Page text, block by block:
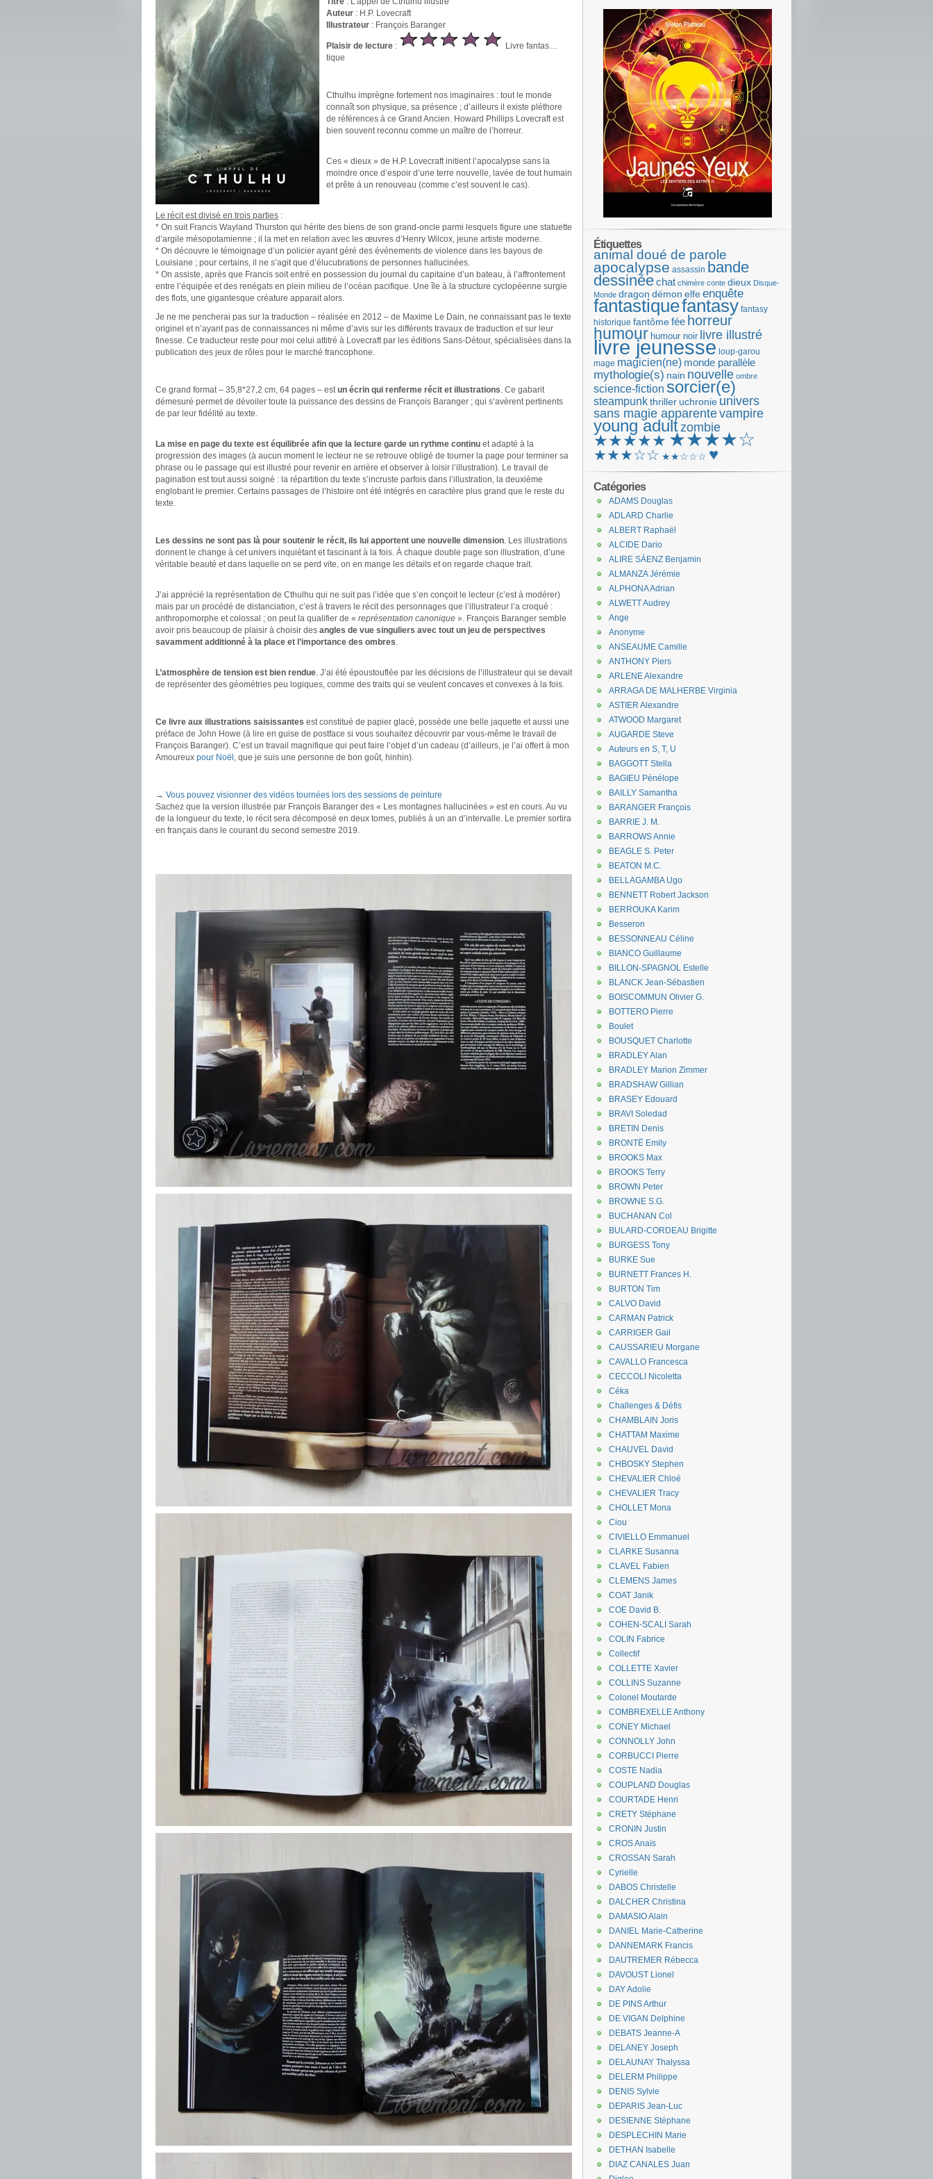
Auteur : H.P. Lovecraft
Illustrateur : François Baranger
Plaisir de lecture :
Livre fantas…
tique
Cthulhu imprègne fortement nos imaginaires : tout le monde
connaît son physique, sa présence ; d’ailleurs il existe pléthore
de références à ce Grand Ancien. Howard Phillips Lovecraft est
bien souvent reconnu comme un maître de l’horreur.
Ces « dieux » de H.P. Lovecraft initient l’apocalypse sans la
moindre once d’espoir d’une terre nouvelle, lavée de tout humain
et prête à un renouveau (comme c’est souvent le cas).
Le récit est divisé en trois parties :
* On suit Francis Wayland Thurston qui hérite des biens de son grand-oncle parmi lesquels figure une statuette
d’argile mésopotamienne ; il la met en relation avec les œuvres d’Henry Wilcox, jeune artiste moderne.
* On découvre le témoignage d’un policier ayant géré des événements de violence dans les bayous de
Louisiane ; pour certains, il ne s’agit que d’élucubrations de personnes hallucinées.
* On assiste, après que Francis soit entré en possession du journal du capitaine d’un bateau, à l’affrontement
entre l’équipée et des renégats en plein milieu de l’océan pacifique. Une île à la structure cyclopéenne surgie
des flots, une gigantesque créature apparait alors.
Je ne me pencherai pas sur la traduction – réalisée en 2012 – de Maxime Le Dain, ne connaissant pas le texte
originel et n’ayant pas de connaissances ni même d’avis sur les différents travaux de traduction et sur leur
finesse. Ce traducteur reste pour moi celui attitré à Lovecraft par les éditions Sans-Détour, spécialisées dans la
publication des jeux de rôles pour le marché francophone.
Ce grand format – 35,8*27,2 cm, 64 pages – estun écrin qui renferme récit et illustrations. Ce gabarit
démesuré permet de dévoiler toute la puissance des dessins de François Baranger ; qui s’avèrent pertinents
de par leur fidélité au texte.
La mise en page du texte est équilibrée afin que la lecture garde un rythme continu et adapté à la
progression des images (à aucun moment le lecteur ne se retrouve obligé de tourner la page pour terminer sa
phrase ou le passage qui est illustré pour revenir en arrière et observer à loisir l’illustration). Le travail de
pagination est tout aussi soigné : la répartition du texte s’incruste parfois dans l’illustration, la deuxième
englobant le premier. Certains passages de l’histoire ont été intégrés en caractère plus grand que le reste du
texte.
Les dessins ne sont pas là pour soutenir le récit, ils lui apportent une nouvelle dimension. Les illustrations
donnent le change à cet univers inquiétant et fascinant à la fois. À chaque double page son illustration, d’une
véritable beauté et dans laquelle on se perd vite, on en mange les détails et on regarde chaque trait.
J’ai apprécié la représentation de Cthulhu qui ne suit pas l’idée que s’en conçoit le lecteur (c’est à modérer)
mais par un procédé de distanciation, c’est à travers le récit des personnages que l’illustrateur l’a croqué :
anthropomorphe et colossal ; on peut la qualifier de « représentation canonique ». François Baranger semble
avoir pris beaucoup de plaisir à choisir des angles de vue singuliers avec tout un jeu de perspectives
savamment additionné à la place et l’importance des ombres.
L’atmosphère de tension est bien rendue. J’ai été époustouflée par les décisions de l’illustrateur qui se devait
de représenter des géométries peu logiques, comme des traits qui se veulent concaves et convexes à la fois.
Ce livre aux illustrations saisissantes est constitué de papier glacé, possède une belle jaquette et aussi une
préface de John Howe (à lire en guise de postface si vous souhaitez découvrir par vous-même le travail de
François Baranger). C’est un travail magnifique qui peut faire l’objet d’un cadeau (d’ailleurs, je l’ai offert à mon
Amoureux pour Noël , que je suis une personne de bon goût, hinhin).
→ Vous pouvez visionner des vidéos tournées lors des sessions de peinture
Sachez que la version illustrée par François Baranger des « Les montagnes hallucinées » est en cours. Au vu
de la longueur du texte, le récit sera décomposé en deux tomes, publiés à un an d’intervalle. Le premier sortira
en français dans le courant du second semestre 2019.
Étiquettes
animal doué de parole
apocalypse assassin bande
dessinéechat chimère conte dieux Disque-
Monde dragon démon elfeenquête
fantastiquefantasy fantasy
historique fantômefée horreur
humour humour noir livre illustré
livre jeunesse loup-garou
mage magicien(ne) monde parallèle
mythologie(s) nain nouvelle ombre
science-fiction sorcier(e)
steampunkthriller uchronie univers
sans magie apparentevampire
young adultzombie
★★★★★ ★★★★☆
★★★☆☆ ★★☆☆☆ ♥
Catégories
ADAMS Douglas
ADLARD Charlie
ALBERT Raphaël
ALCIDE Dario
ALIRE SÁENZ Benjamin
ALMANZA Jérémie
ALPHONA Adrian
ALWETT Audrey
Ange
Anonyme
ANSEAUME Camille
ANTHONY Piers
ARLENE Alexandre
ARRAGA DE MALHERBE Virginia
ASTIER Alexandre
ATWOOD Margaret
AUGARDE Steve
Auteurs en S, T, U
BAGGOTT Stella
BAGIEU Pénélope
BAILLY Samantha
BARANGER François
BARRIE J. M.
BARROWS Annie
BEAGLE S. Peter
BEATON M.C.
BELLAGAMBA Ugo
BENNETT Robert Jackson
BERROUKA Karim
Besseron
BESSONNEAU Céline
BIANCO Guillaume
BILLON-SPAGNOL Estelle
BLANCK Jean-Sébastien
BOISCOMMUN Olivier G.
BOTTERO Pierre
Boulet
BOUSQUET Charlotte
BRADLEY Alan
BRADLEY Marion Zimmer
BRADSHAW Gillian
BRASEY Edouard
BRAVI Soledad
BRETIN Denis
BRONTË Emily
BROOKS Max
BROOKS Terry
BROWN Peter
BROWNE S.G.
BUCHANAN Col
BULARD-CORDEAU Brigitte
BURGESS Tony
BURKE Sue
BURNETT Frances H.
BURTON Tim
CALVO David
CARMAN Patrick
CARRIGER Gail
CAUSSARIEU Morgane
CAVALLO Francesca
CECCOLI Nicoletta
Céka
Challenges & Défis
CHAMBLAIN Joris
CHATTAM Maxime
CHAUVEL David
CHBOSKY Stephen
CHEVALIER Chloé
CHEVALIER Tracy
CHOLLET Mona
Ciou
CIVIELLO Emmanuel
CLARKE Susanna
CLAVEL Fabien
CLEMENS James
COAT Janik
COE David B.
COHEN-SCALI Sarah
COLIN Fabrice
Collectif
COLLETTE Xavier
COLLINS Suzanne
Colonel Moutarde
COMBREXELLE Anthony
CONEY Michael
CONNOLLY John
CORBUCCI Pierre
COSTE Nadia
COUPLAND Douglas
COURTADE Henri
CRETY Stéphane
CRONIN Justin
CROS Anaïs
CROSSAN Sarah
Cyrielle
DABOS Christelle
DALCHER Christina
DAMASIO Alain
DANIEL Marie-Catherine
DANNEMARK Francis
DAUTREMER Rébecca
DAVOUST Lionel
DAY Adolie
DE PINS Arthur
DE VIGAN Delphine
DEBATS Jeanne-A
DELANEY Joseph
DELAUNAY Thalyssa
DELERM Philippe
DENIS Sylvie
DEPARIS Jean-Luc
DESIENNE Stéphane
DESPLECHIN Marie
DETHAN Isabelle
DIAZ CANALES Juan